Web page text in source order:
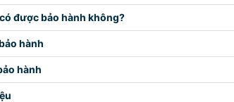
được bảo hành không?
hành
hành